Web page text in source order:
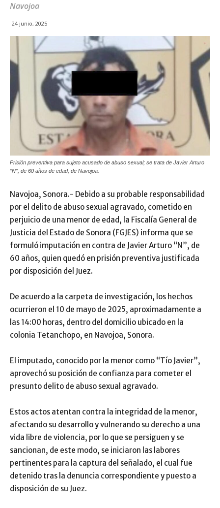
Navojoa
24 junio, 2025
Prisión preventiva para sujeto acusado de abuso sexual; se trata de Javier Arturo
“N”, de 60 años de edad, de Navojoa.
Navojoa, Sonora.- Debido a su probable responsabilidad
por el delito de abuso sexual agravado, cometido en
perjuicio de una menor de edad, la Fiscalía General de
Justicia del Estado de Sonora (FGJES) informa que se
formuló imputación en contra de Javier Arturo “N”, de
60 años, quien quedó en prisión preventiva justificada
por disposición del Juez.
De acuerdo a la carpeta de investigación, los hechos
ocurrieron el 10 de mayo de 2025, aproximadamente a
las 14:00 horas, dentro del domicilio ubicado en la
colonia Tetanchopo, en Navojoa, Sonora.
El imputado, conocido por la menor como “Tío Javier”,
aprovechó su posición de confianza para cometer el
presunto delito de abuso sexual agravado.
Estos actos atentan contra la integridad de la menor,
afectando su desarrollo y vulnerando su derecho a una
vida libre de violencia, por lo que se persiguen y se
sancionan, de este modo, se iniciaron las labores
pertinentes para la captura del señalado, el cual fue
detenido tras la denuncia correspondiente y puesto a
disposición de su Juez.